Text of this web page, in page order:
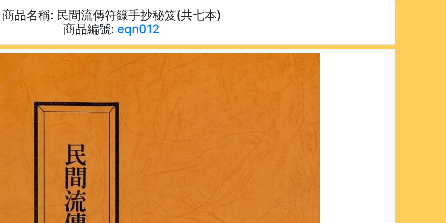
商品名稱: 民間流傳符籙手抄秘笈(共七本)
商品編號: eqn012